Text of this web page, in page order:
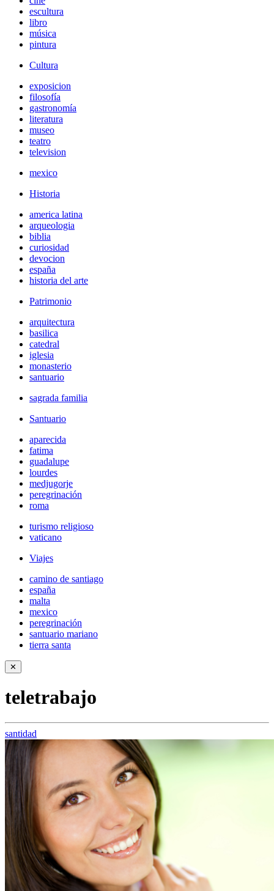
escultura
libro
música
pintura
Cultura
exposicion
filosofía
gastronomía
literatura
museo
teatro
television
mexico
Historia
america latina
arqueologia
biblia
curiosidad
devocion
españa
historia del arte
Patrimonio
arquitectura
basilica
catedral
iglesia
monasterio
santuario
sagrada familia
Santuario
aparecida
fatima
guadalupe
lourdes
medjugorje
peregrinación
roma
turismo religioso
vaticano
Viajes
camino de santiago
españa
malta
mexico
peregrinación
santuario mariano
tierra santa
✕
teletrabajo
santidad